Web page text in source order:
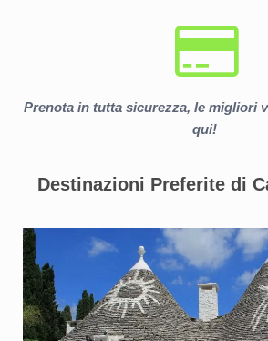
Prenota in tutta sicurezza, le migliori
qui!
Destinazioni Preferite di